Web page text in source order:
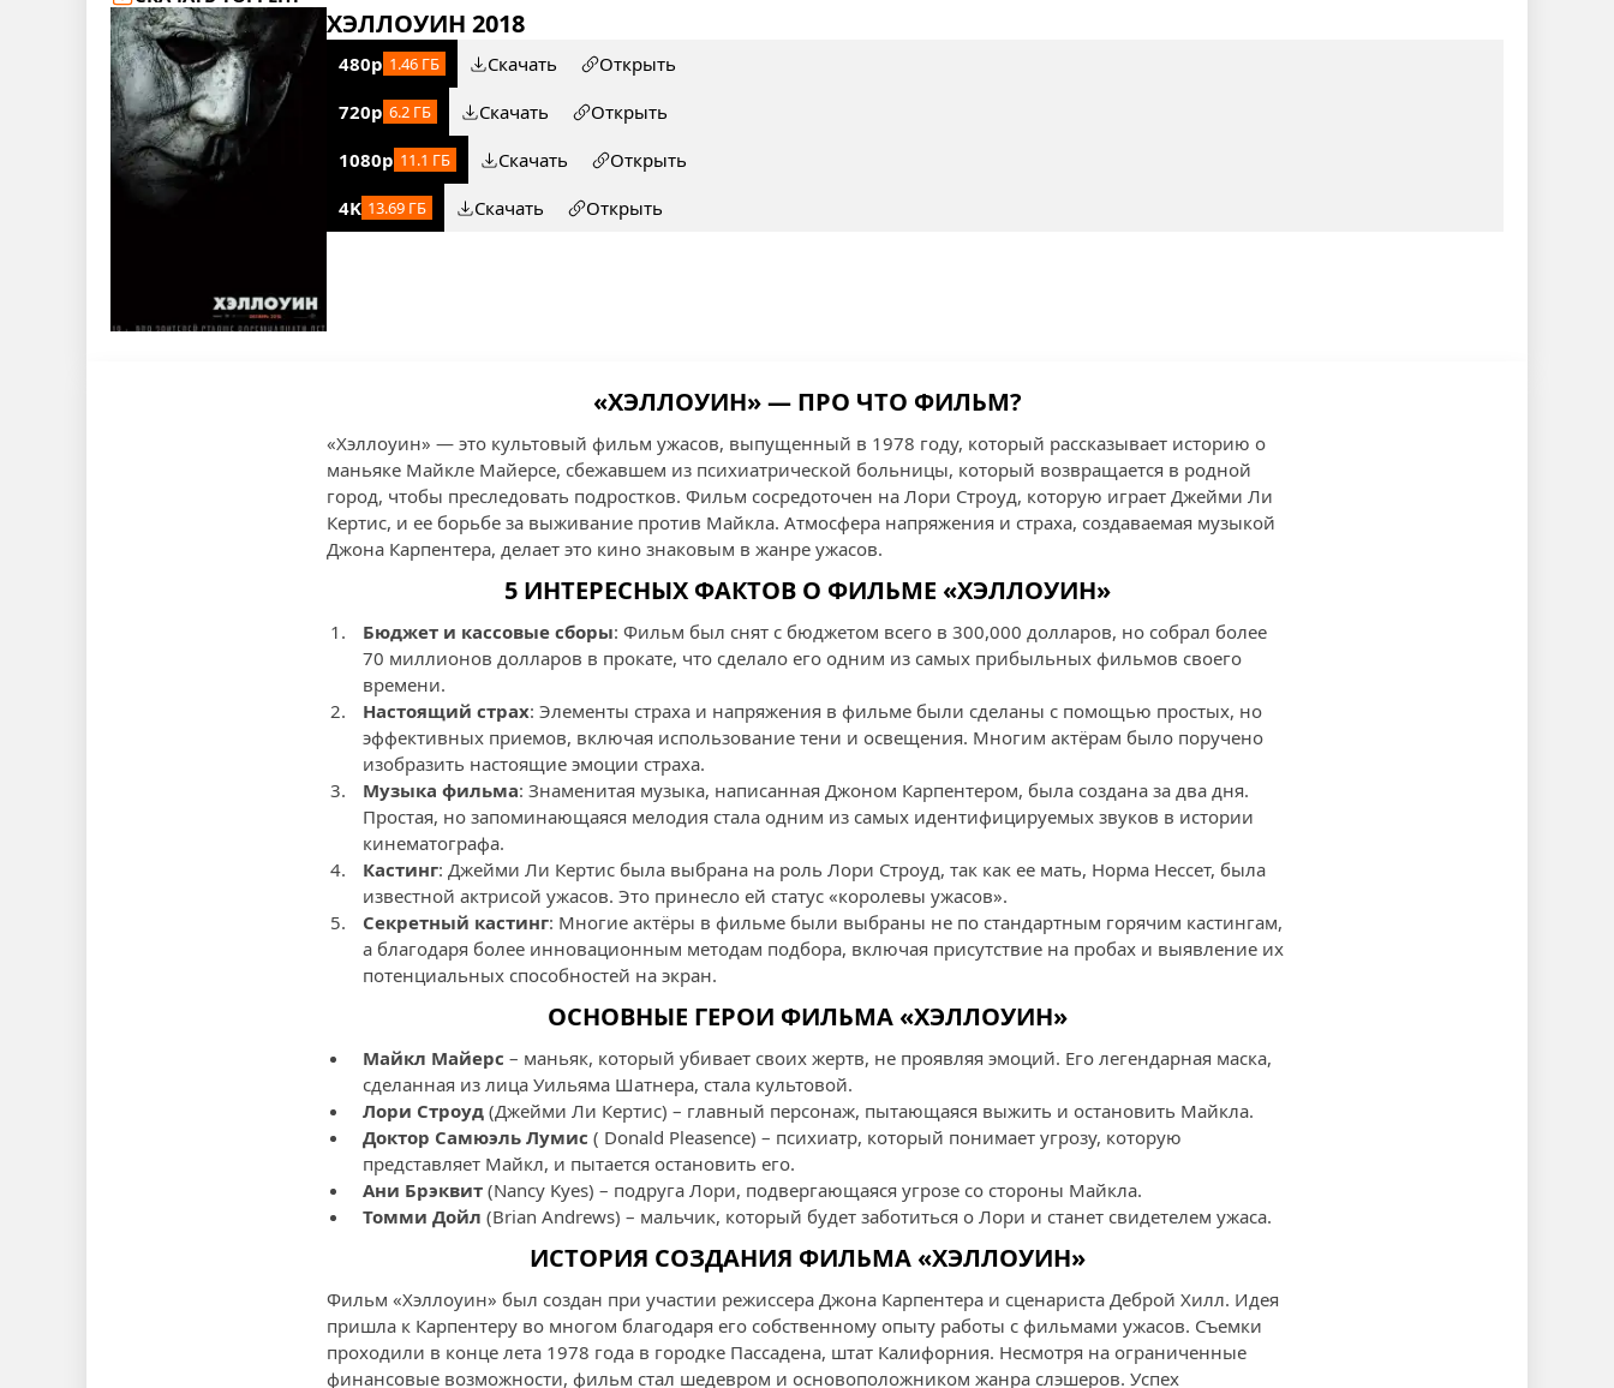
ХЭЛЛОУИН 2018
480p 1.46 ГБ Скачать
Открыть
720p 6.2 ГБ Скачать
Открыть
1080p 11.1 ГБ Скачать
Открыть
4K 13.69 ГБ Скачать Открыть
«ХЭЛЛОУИН» — ПРО ЧТО ФИЛЬМ?
«Хэллоуин» — это культовый фильм ужасов, выпущенный в 1978 году, который рассказывает историю о
маньяке Майкле Майерсе, сбежавшем из психиатрической больницы, который возвращается в родной
город, чтобы преследовать подростков. Фильм сосредоточен на Лори Строуд, которую играет Джейми Ли
Кертис, и ее борьбе за выживание против Майкла. Атмосфера напряжения и страха, создаваемая музыкой
Джона Карпентера, делает это кино знаковым в жанре ужасов.
5 ИНТЕРЕСНЫХ ФАКТОВ О ФИЛЬМЕ «ХЭЛЛОУИН»
Бюджет и кассовые сборы: Фильм был снят с бюджетом всего в 300,000 долларов, но собрал более
70 миллионов долларов в прокате, что сделало его одним из самых прибыльных фильмов своего
времени.
Настоящий страх: Элементы страха и напряжения в фильме были сделаны с помощью простых, но
эффективных приемов, включая использование тени и освещения. Многим актёрам было поручено
изобразить настоящие эмоции страха.
Музыка фильма: Знаменитая музыка, написанная Джоном Карпентером, была создана за два дня.
Простая, но запоминающаяся мелодия стала одним из самых идентифицируемых звуков в истории
кинематографа.
Кастинг: Джейми Ли Кертис была выбрана на роль Лори Строуд, так как ее мать, Норма Нессет, была
известной актрисой ужасов. Это принесло ей статус «королевы ужасов».
Секретный кастинг: Многие актёры в фильме были выбраны не по стандартным горячим кастингам,
а благодаря более инновационным методам подбора, включая присутствие на пробах и выявление их
потенциальных способностей на экран.
ОСНОВНЫЕ ГЕРОИ ФИЛЬМА «ХЭЛЛОУИН»
Майкл Майерс – маньяк, который убивает своих жертв, не проявляя эмоций. Его легендарная маска,
сделанная из лица Уильяма Шатнера, стала культовой.
Лори Строуд (Джейми Ли Кертис) – главный персонаж, пытающаяся выжить и остановить Майкла.
Доктор Самюэль Лумис ( Donald Pleasence) – психиатр, который понимает угрозу, которую
представляет Майкл, и пытается остановить его.
Ани Брэквит (Nancy Kyes) – подруга Лори, подвергающаяся угрозе со стороны Майкла.
Томми Дойл (Brian Andrews) – мальчик, который будет заботиться о Лори и станет свидетелем ужаса.
ИСТОРИЯ СОЗДАНИЯ ФИЛЬМА «ХЭЛЛОУИН»
Фильм «Хэллоуин» был создан при участии режиссера Джона Карпентера и сценариста Деброй Хилл. Идея
пришла к Карпентеру во многом благодаря его собственному опыту работы с фильмами ужасов. Съемки
проходили в конце лета 1978 года в городке Пассадена, штат Калифорния. Несмотря на ограниченные
финансовые возможности, фильм стал шедевром и основоположником жанра слэшеров. Успех